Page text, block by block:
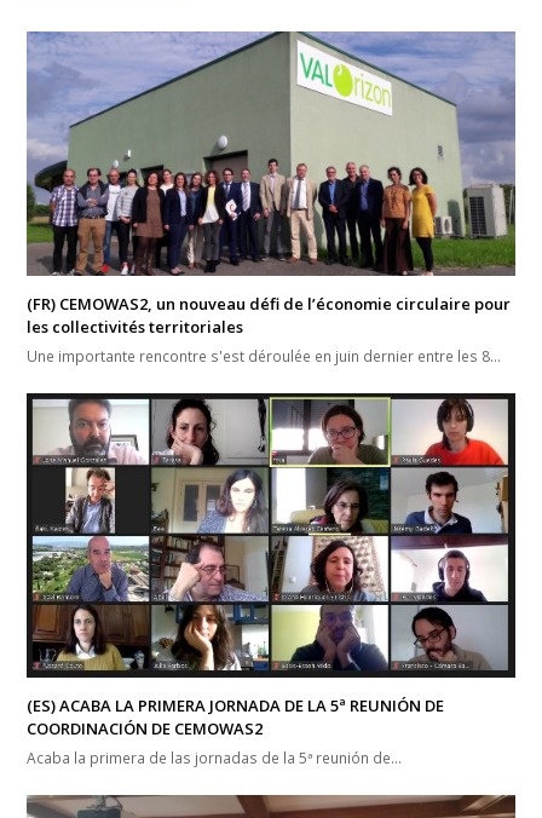
(FR) CEMOWAS2, un nouveau défi de l’économie circulaire pour
les collectivités territoriales
Une importante rencontre s'est déroulée en juin dernier entre les 8…
(ES) ACABA LA PRIMERA JORNADA DE LA 5ª REUNIÓN DE
COORDINACIÓN DE CEMOWAS2
Acaba la primera de las jornadas de la 5ª reunión de…